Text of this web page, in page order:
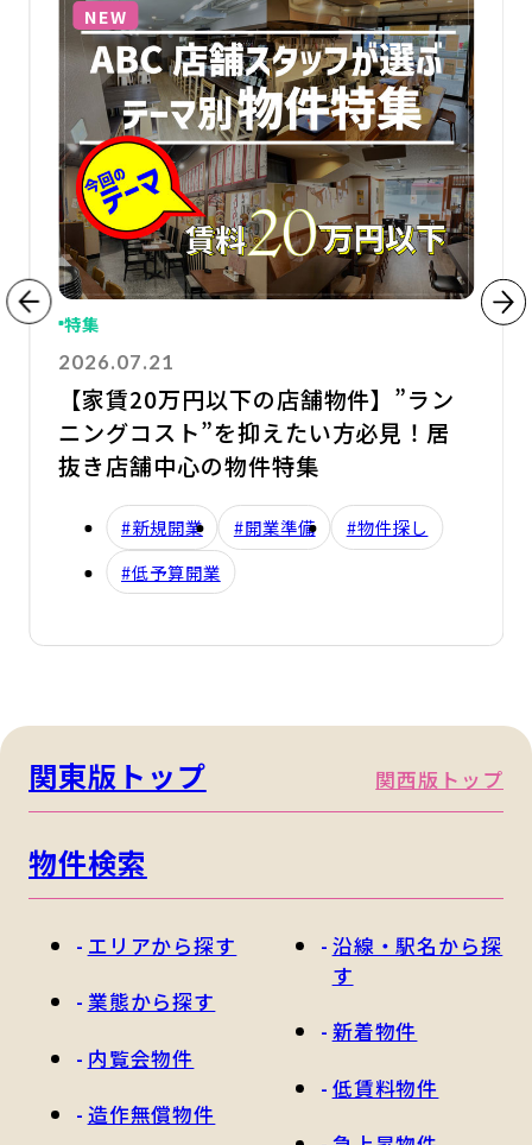
NEW
特集
2026.07.21
【家賃20万円以下の店舗物件】”ラン
ニングコスト”を抑えたい方必見！居
抜き店舗中心の物件特集
#新規開業 #開業準備
#物件探し
#低予算開業
関東版トップ 関西版トップ
物件検索
エリアから探す
業態から探す
内覧会物件
造作無償物件
沿線・駅名から探
す
新着物件
低賃料物件